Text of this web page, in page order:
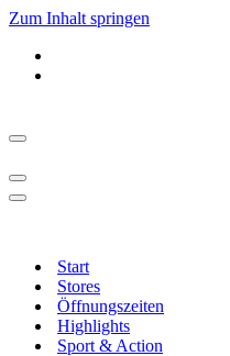
Zum Inhalt springen
Navigationsmenü
Navigationsmenü
Navigationsmenü
Start
Stores
Öffnungszeiten
Highlights
Sport & Action